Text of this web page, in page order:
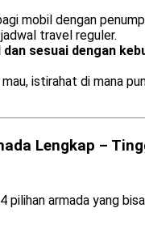
mobil dengan
travel reguler.
sesuai dengan
istirahat di mana
Lengkap –
pilihan armada yang